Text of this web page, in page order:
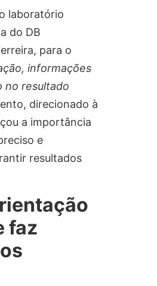
laboratório
do DB
para o
informações
no resultado
direcionado à
a importância
e
resultados
faz